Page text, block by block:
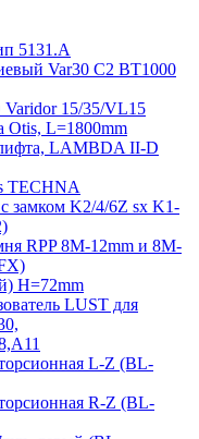
5131.A
Var30 C2 BT1000
15/35/VL15
Otis, L=1800mm
LAMBDA II-D
замком K2/4/6Z sx K1-
RPP 8M-12mm и 8M-
H=72mm
LUST для
L-Z (BL-
R-Z (BL-